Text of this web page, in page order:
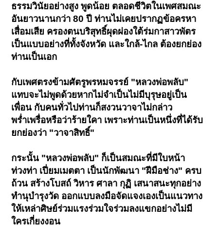
ธรรมวินัยอย่างสูง พูดน้อย ตลอดชีวิตในเพศสมณะ
อันยาวนานกว่า 80 ปี ท่านไม่เคยปรากฏข้อครหา
เสื่อมเสีย ครองตนบริสุทธิ์ผุดผ่องใต้ร่มกาสาวพัตร
เป็นแบบอย่างที่ทั้งจังหวัด และใกล้-ไกล ต้องยกย่อง
ท่านเป็นเอก
กับเพศตรงข้ามศัตรูพรหมจรรย์ "หลวงพ่อพลับ"
แทบจะไม่พูดด้วยหากไม่จำเป็นไม่มีบุรุษอยู่เป็น
เพื่อน กับคนทั่วไปท่านก็สงวนวาจาไม่กล่าว
พร่ำเพรื่อหรือว่าร้ายใคา เพราะท่านเป็นหนึ่งที่ได้รับ
ยกย่องว่า "วาจาสิทธิ์"
กระนั้น "หลวงพ่อพลับ" ก็เป็นสมณะที่มีใบหน้า
ท่วงท่า เปี่ยมเมตตา เป็นนักพัฒนา "ฝีมือช่าง" ครบ
ถ้วน สร้างโบสถ์ วิหาร ศาลา กุฏิ เสนาสนะทุกอย่าง
ทำนุบำรุงวัด ออกแบบลงมือจัดแจงเองเป็นแนวทาง
ให้เหล่าศิษย์ร่วมแรงร่วมใจร่วมลงแขกอย่างไม่มี
ใครเกี่ยงงอน